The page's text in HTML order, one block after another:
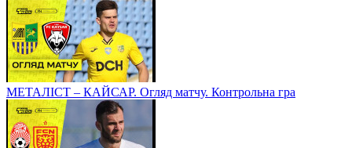
МЕТАЛІСТ – КАЙСАР. Огляд матчу. Контрольна гра